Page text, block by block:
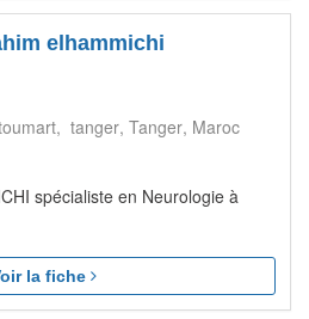
elhammichi
tanger Tanger Maroc
spécialiste en Neurologie à
la fiche